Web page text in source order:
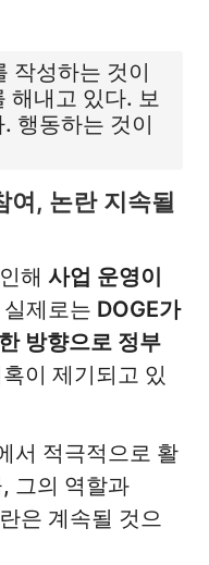
작성하는 것이
해내고 있다. 보
행동하는 것이
여, 논란 지속될
해 사업 운영이
제로는 DOGE가
방향으로 정부
이 제기되고 있
서 적극적으로 활
그의 역할과
은 계속될 것으